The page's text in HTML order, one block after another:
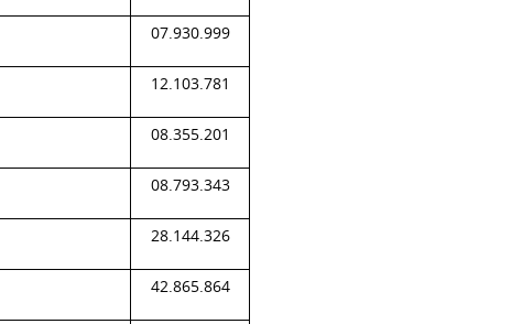
07.930.999
12.103.781
08.355.201
08.793.343
28.144.326
42.865.864